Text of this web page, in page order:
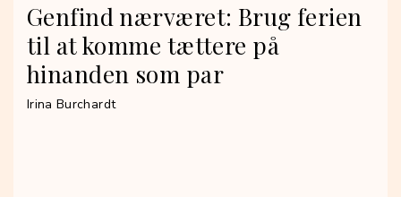
Genfind nærværet: Brug ferien
til at komme tættere på
hinanden som par
Irina Burchardt